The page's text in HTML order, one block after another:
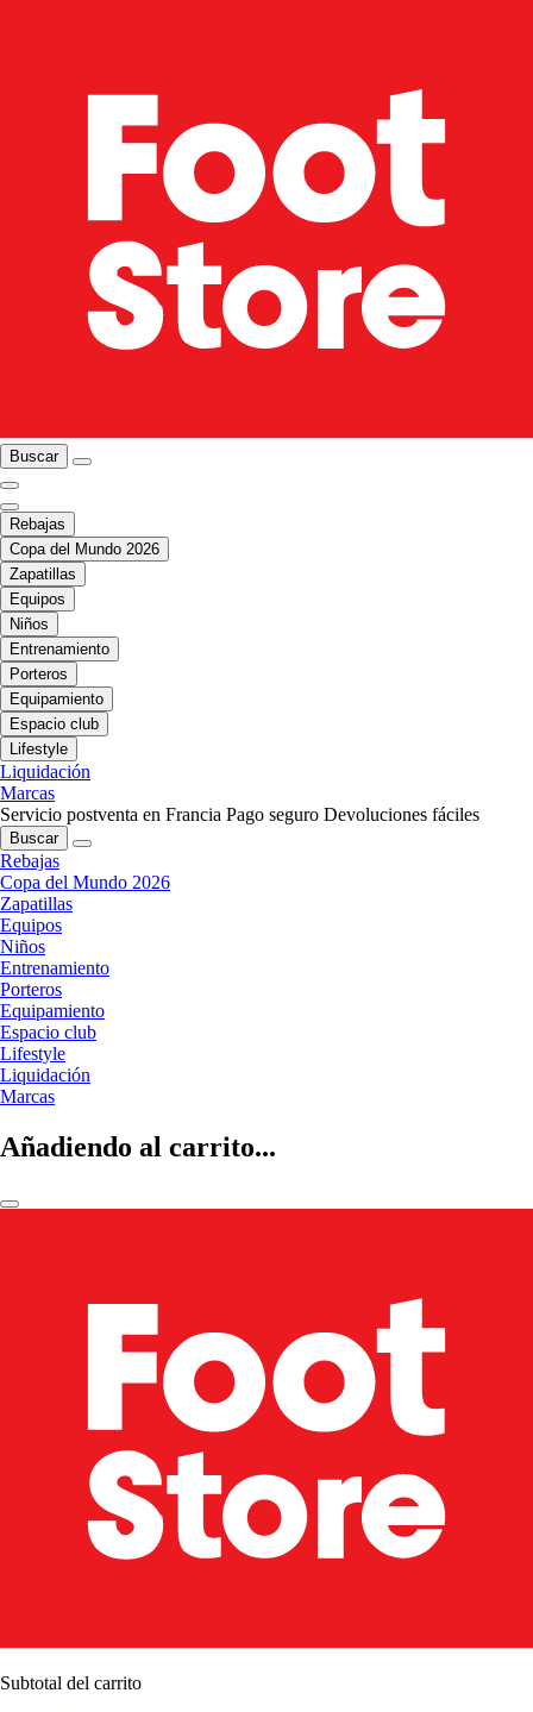
Buscar
Rebajas
Copa del Mundo 2026
Zapatillas
Equipos
Niños
Entrenamiento
Porteros
Equipamiento
Espacio club
Lifestyle
Liquidación
Marcas
Servicio postventa en Francia Pago seguro Devoluciones fáciles
Buscar
Rebajas
Copa del Mundo 2026
Zapatillas
Equipos
Niños
Entrenamiento
Porteros
Equipamiento
Espacio club
Lifestyle
Liquidación
Marcas
Añadiendo al carrito...
Subtotal del carrito